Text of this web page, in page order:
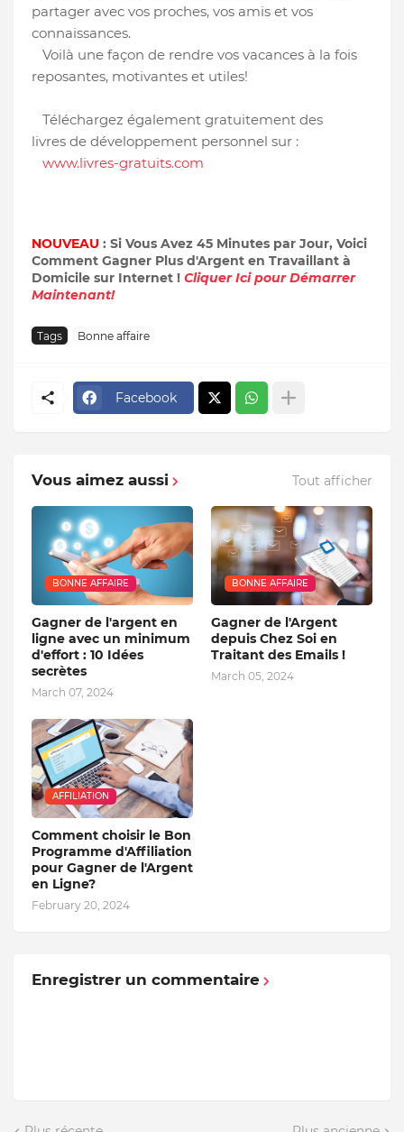
partager avec vos proches, vos amis et vos
connaissances.
Voilà une façon de rendre vos vacances à la fois
reposantes, motivantes et utiles!
Téléchargez également gratuitement des
livres de développement personnel sur :
www.livres-gratuits.com
NOUVEAU : Si Vous Avez 45 Minutes par Jour, Voici
Comment Gagner Plus d'Argent en Travaillant à
Domicile sur Internet ! Cliquer Ici pour Démarrer
Maintenant!
Tags Bonne affaire
Facebook
Vous aimez aussi Tout afficher
BONNE AFFAIRE
Gagner de l'argent en
ligne avec un minimum
d'effort : 10 Idées
secrètes
March 07, 2024
BONNE AFFAIRE
Gagner de l'Argent
depuis Chez Soi en
Traitant des Emails !
March 05, 2024
AFFILIATION
Comment choisir le Bon
Programme d'Affiliation
pour Gagner de l'Argent
en Ligne?
February 20, 2024
Enregistrer un commentaire